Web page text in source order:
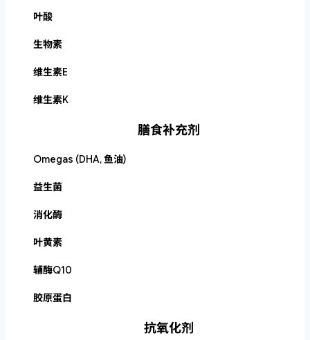
叶酸
生物素
维生素E
维生素K
膳食补充剂
Omegas (DHA, 鱼油)
益生菌
消化酶
叶黄素
辅酶Q10
胶原蛋白
抗氧化剂